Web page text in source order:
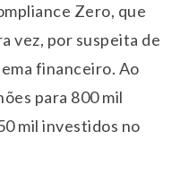
Zero, que
vez, por suspeita de
financeiro. Ao
para 800 mil
mil investidos no